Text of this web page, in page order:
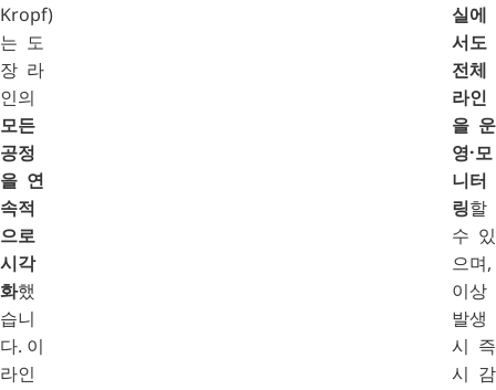
Kropf)
는 도
장 라
인의
모든
공정
을 연
속적
으로
시각
화했
습니
다. 이
라인
실에
서도
전체
라인
을 운
영·모
니터
링할
수 있
으며,
이상
발생
시 즉
시 감